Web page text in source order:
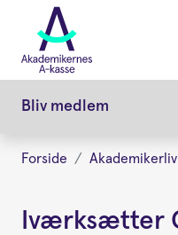
videre
hovedindhold
Bliv medlem
Forside Akademikerliv
Iværksætter